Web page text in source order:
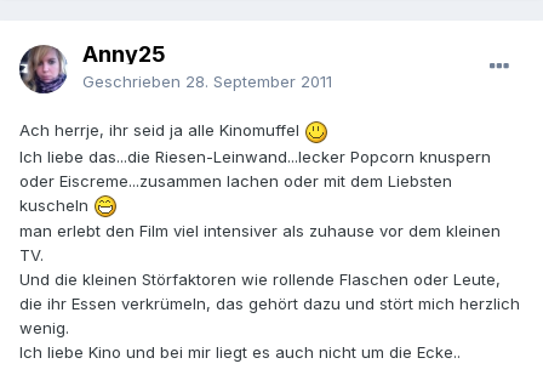
Anny25
Geschrieben 28. September 2011
Ach herrje, ihr seid ja alle Kinomuffel
Ich liebe das...die Riesen-Leinwand...lecker Popcorn knuspern
oder Eiscreme...zusammen lachen oder mit dem Liebsten
kuscheln
man erlebt den Film viel intensiver als zuhause vor dem kleinen
TV.
Und die kleinen Störfaktoren wie rollende Flaschen oder Leute,
die ihr Essen verkrümeln, das gehört dazu und stört mich herzlich
wenig.
Ich liebe Kino und bei mir liegt es auch nicht um die Ecke..